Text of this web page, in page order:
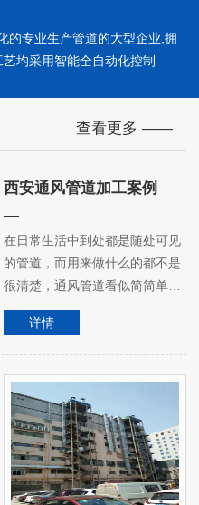
的专业生产管道的大型企业,拥
均采用智能全自动化控制
查看更多 ——
西安通风管道加工案例
在日常生活中到处都是随处可见
的管道，而用来做什么的都不是
很清楚，通风管道看似简简单
单，实际每一个看起粗陋的管
道，都是由多个不同的功能组
成，能够实现建筑对通风及连带
的多项需求，使用起来才更为便
捷。众达通
详情